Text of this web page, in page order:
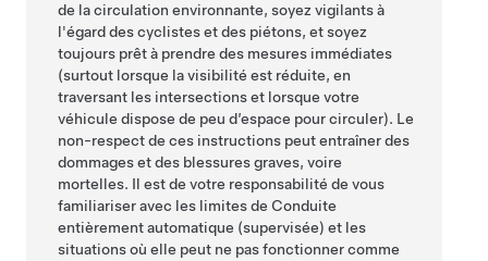
de la circulation environnante, soyez vigilants à
l'égard des cyclistes et des piétons, et soyez
toujours prêt à prendre des mesures immédiates
(surtout lorsque la visibilité est réduite, en
traversant les intersections et lorsque votre
véhicule dispose de peu d’espace pour circuler). Le
non-respect de ces instructions peut entraîner des
dommages et des blessures graves, voire
mortelles. Il est de votre responsabilité de vous
familiariser avec les limites de Conduite
entièrement automatique (supervisée) et les
situations où elle peut ne pas fonctionner comme